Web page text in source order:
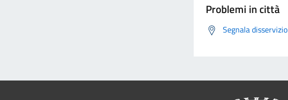
Problemi in città
Segnala disservizio